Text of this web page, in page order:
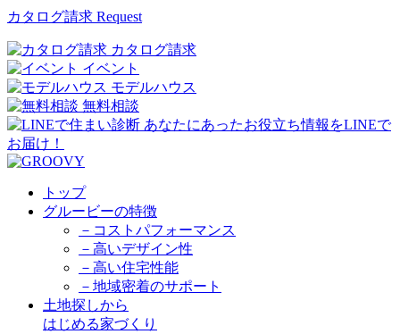
カタログ請求 Request
カタログ請求
イベント
モデルハウス
無料相談
トップ
グルービーの特徴
－コストパフォーマンス
－高いデザイン性
－高い住宅性能
－地域密着のサポート
土地探しから
はじめる家づくり